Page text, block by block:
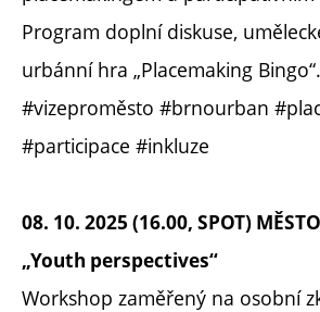
Program doplní diskuse,
urbánní hra „Placemaking Bingo“.
#vizeproměsto #brnourban
#participace #inkluze
08. 10. 2025 (16.00, SPOT)
„Youth perspectives“
Workshop zaměřený na osobní